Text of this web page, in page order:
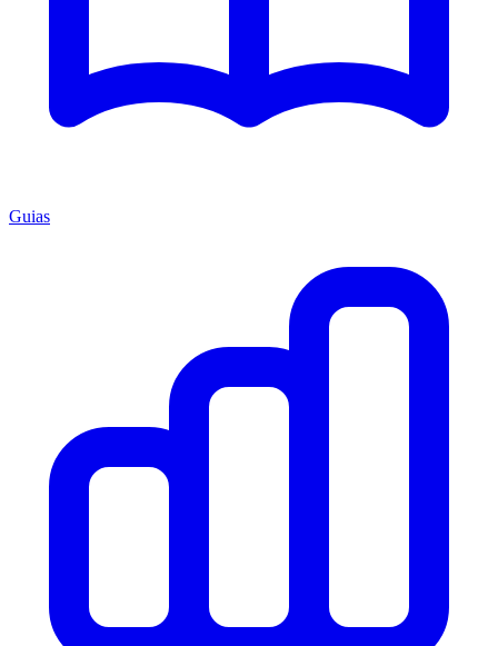
Guias